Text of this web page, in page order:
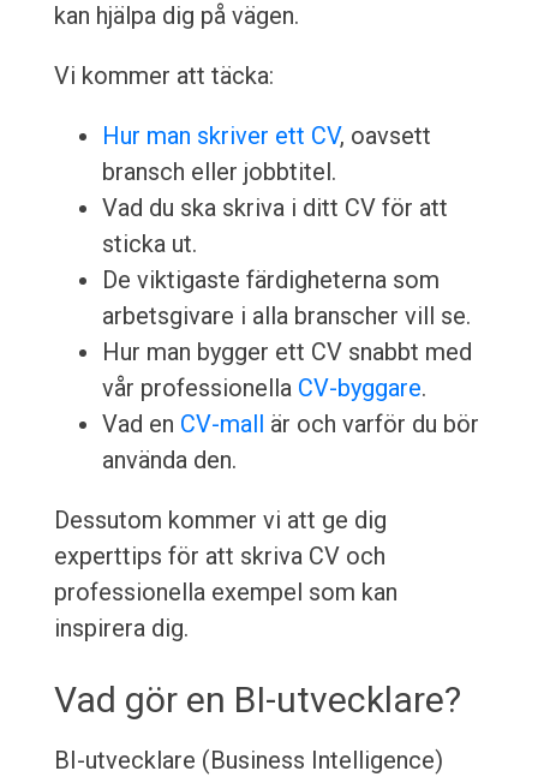
kan hjälpa dig på vägen.
Vi kommer att täcka:
Hur man skriver ett CV, oavsett
bransch eller jobbtitel.
Vad du ska skriva i ditt CV för att
sticka ut.
De viktigaste färdigheterna som
arbetsgivare i alla branscher vill se.
Hur man bygger ett CV snabbt med
vår professionella CV-byggare.
Vad en CV-mall är och varför du bör
använda den.
Dessutom kommer vi att ge dig
experttips för att skriva CV och
professionella exempel som kan
inspirera dig.
Vad gör en BI-utvecklare?
BI-utvecklare (Business Intelligence)